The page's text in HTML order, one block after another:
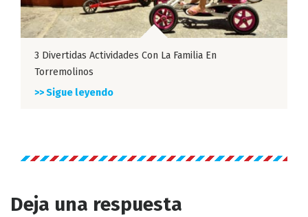
3 Divertidas Actividades Con La Familia En
Torremolinos
>> Sigue leyendo
Deja una respuesta